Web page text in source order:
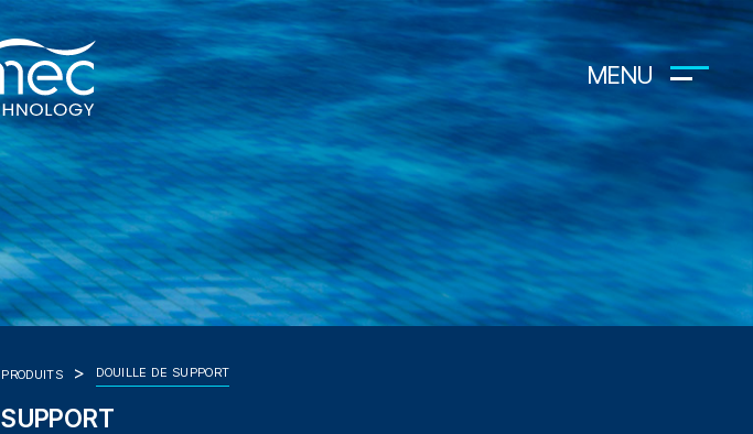
MENU
PRODUITS DOUILLE DE SUPPORT
SUPPORT